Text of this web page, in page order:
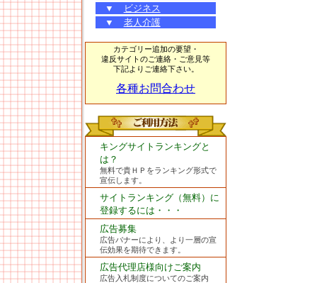
▼
ビジネス
▼
老人介護
カテゴリー追加の要望・
違反サイトのご連絡・ご意見等
下記よりご連絡下さい。
各種お問合わせ
キングサイトランキングと
は？
無料で貴ＨＰをランキング形式で
宣伝します。
サイトランキング（無料）に
登録するには・・・
広告募集
広告バナーにより、より一層の宣
伝効果を期待できます。
広告代理店様向けご案内
広告入札制度についてのご案内